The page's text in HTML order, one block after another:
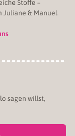
Stoffe –
Juliane & Manuel.
sagen willst,